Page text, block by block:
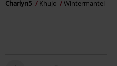
Charlyn5 Khujo Wintermantel